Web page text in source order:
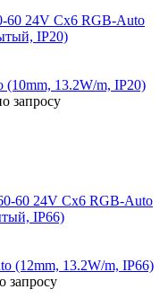
13.2W/m, IP20)
запросу
(12mm, 13.2W/m, IP66)
запросу